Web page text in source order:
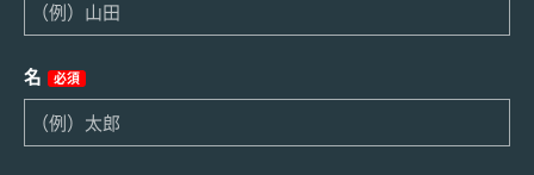
名 必須